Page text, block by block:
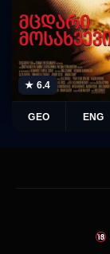
★ 6.4
GEO ENG